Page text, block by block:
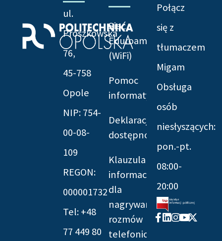
ul.
Prószkowska
76,
45-758
Opole
NIP: 754-
00-08-
109
REGON:
000001732
Tel: +48
77 449 80
Sieć
Eduroam
(WiFi)
Pomoc
informatyczna
Deklaracja
dostępności
Klauzula
informacyjna
dla
nagrywania
rozmów
telefonicznych
Połącz
się z
tłumaczem
Migam
Obsługa
osób
niesłyszących:
pon.-pt.
08:00-
20:00
Facebook-
f
Linkedin
Instagram
Youtube
X-
twitter